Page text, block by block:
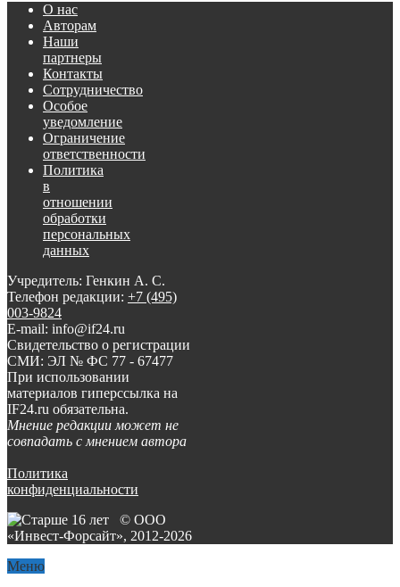
О нас
Авторам
Наши
партнеры
Контакты
Сотрудничество
Особое
уведомление
Ограничение
ответственности
Политика
в
отношении
обработки
персональных
данных
Учредитель: Генкин А. С.
Телефон редакции: +7 (495)
003-9824
E-mail: info@if24.ru
Свидетельство о регистрации
СМИ: ЭЛ № ФС 77 - 67477
При использовании
материалов гиперссылка на
IF24.ru обязательна.
Мнение редакции может не
совпадать с мнением автора
Политика
конфиденциальности
© ООО
«Инвест-Форсайт», 2012-2026
Меню